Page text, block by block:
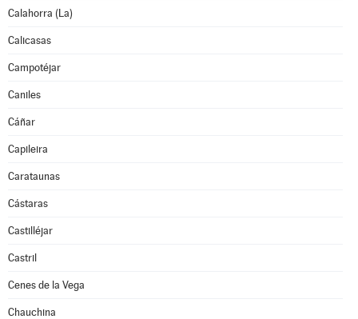
Calahorra (La)
Calicasas
Campotéjar
Caniles
Cáñar
Capileira
Carataunas
Cástaras
Castilléjar
Castril
Cenes de la Vega
Chauchina